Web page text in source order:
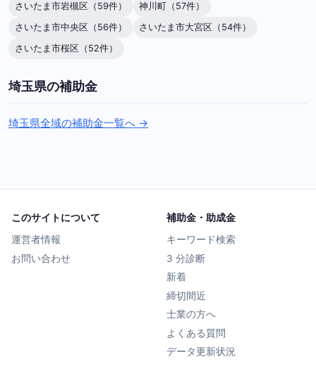
さいたま市岩槻区（59件）
神川町（57件）
さいたま市中央区（56件）
さいたま市大宮区（54件）
さいたま市桜区（52件）
埼玉県の補助金
埼玉県全域の補助金一覧へ →
このサイトについて
運営者情報
お問い合わせ
補助金・助成金
キーワード検索
3 分診断
新着
締切間近
士業の方へ
よくある質問
データ更新状況